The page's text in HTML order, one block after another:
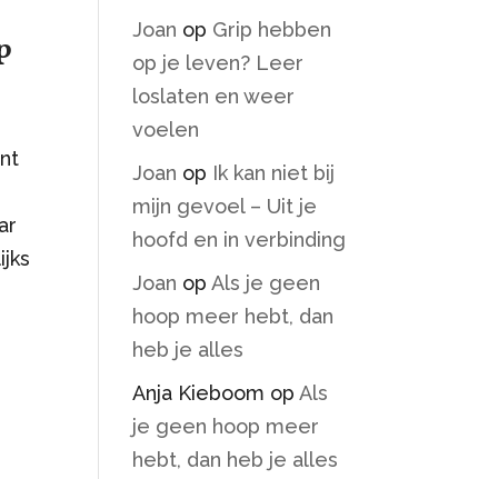
Joan op Grip hebben
op je leven? Leer
loslaten en weer
voelen
Joan op Ik kan niet bij
mijn gevoel – Uit je
hoofd en in verbinding
Joan opAls je geen
hoop meer hebt, dan
heb je alles
Anja Kieboom opAls
je geen hoop meer
hebt, dan heb je alles